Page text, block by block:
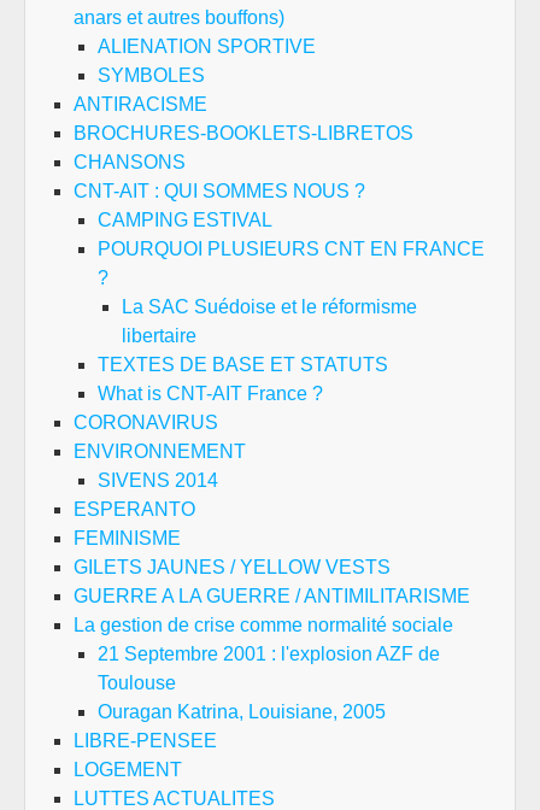
anars et autres bouffons)
ALIENATION SPORTIVE
SYMBOLES
ANTIRACISME
BROCHURES-BOOKLETS-LIBRETOS
CHANSONS
CNT-AIT : QUI SOMMES NOUS ?
CAMPING ESTIVAL
POURQUOI PLUSIEURS CNT EN FRANCE
?
La SAC Suédoise et le réformisme
libertaire
TEXTES DE BASE ET STATUTS
What is CNT-AIT France ?
CORONAVIRUS
ENVIRONNEMENT
SIVENS 2014
ESPERANTO
FEMINISME
GILETS JAUNES / YELLOW VESTS
GUERRE A LA GUERRE / ANTIMILITARISME
La gestion de crise comme normalité sociale
21 Septembre 2001 : l'explosion AZF de
Toulouse
Ouragan Katrina, Louisiane, 2005
LIBRE-PENSEE
LOGEMENT
LUTTES ACTUALITES